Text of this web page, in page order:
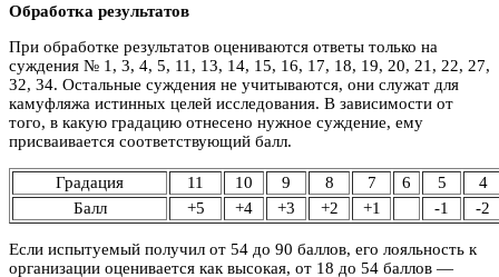
Обработка результатов
При обработке результатов оцениваются ответы только на
суждения № 1, 3, 4, 5, 11, 13, 14, 15, 16, 17, 18, 19, 20, 21, 22, 27,
32, 34. Остальные суждения не учитываются, они служат для
камуфляжа истинных целей исследования. В зависимости от
того, в какую градацию отнесено нужное суждение, ему
присваивается соответствующий балл.
Градация 11 10 9 8 7 6 5
4
Балл
+5 +4 +3 +2 +1 -1 -2
Если испытуемый получил от 54 до 90 баллов, его лояльность к
организации оценивается как высокая, от 18 до 54 баллов —